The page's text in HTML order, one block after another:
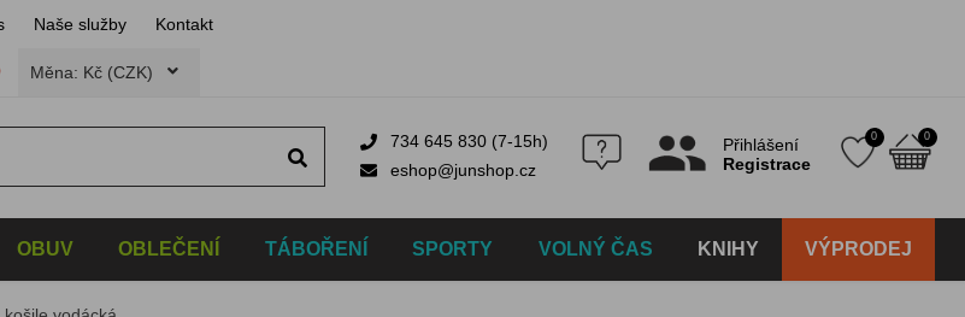
Naše služby Kontakt
Měna: Kč (CZK)
734 645 830 (7-15h)
eshop@junshop.cz
Přihlášení
Registrace
0 0
OBUV OBLEČENÍ TÁBOŘENÍ SPORTY VOLNÝ ČAS KNIHY VÝPRODEJ